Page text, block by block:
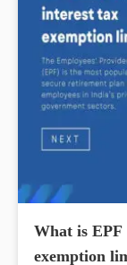
What is
exemption